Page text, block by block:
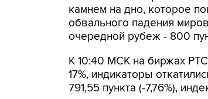
камнем на дно, которое
обвального падения
очередной рубеж - 800
К 10:40 МСК на биржах
17%, индикаторы
791,55 пункта (-7,76%),